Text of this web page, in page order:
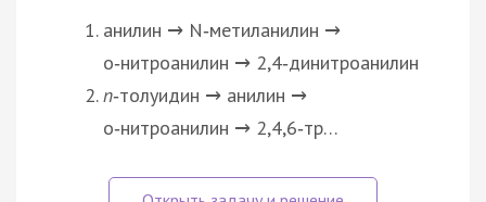
анилин → N‑метиланилин →
о‑нитроанилин → 2,4‑динитроанилин
п‑толуидин → анилин →
о‑нитроанилин → 2,4,6‑тр…